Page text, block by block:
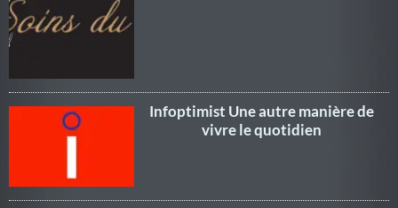
Infoptimist Une autre manière de
vivre le quotidien